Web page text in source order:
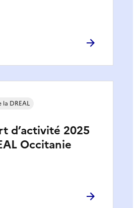
d’activité 2025
Occitanie
la DREAL